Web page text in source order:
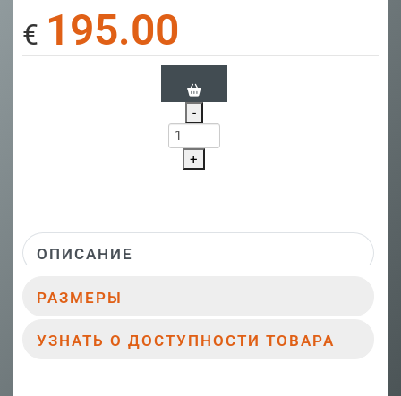
€ 195.00
-
+
ОПИСАНИЕ
РАЗМЕРЫ
УЗНАТЬ О ДОСТУПНОСТИ ТОВАРА